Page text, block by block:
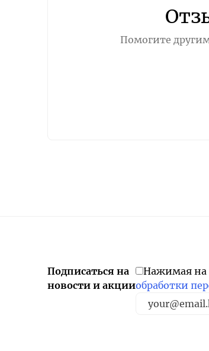
Помогите
Подписаться на
новости и акции
Нажимая на
обработки